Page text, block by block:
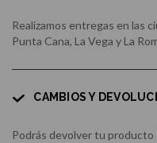
Realizamos entregas en las
Punta Cana, La Vega y La
CAMBIOS Y
Podrás devolver tu producto